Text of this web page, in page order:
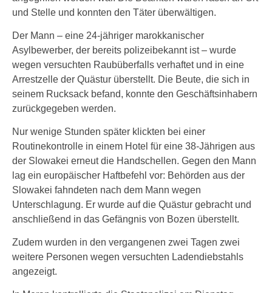
und Stelle und konnten den Täter überwältigen.
Der Mann – eine 24-jähriger marokkanischer
Asylbewerber, der bereits polizeibekannt ist – wurde
wegen versuchten Raubüberfalls verhaftet und in eine
Arrestzelle der Quästur überstellt. Die Beute, die sich in
seinem Rucksack befand, konnte den Geschäftsinhabern
zurückgegeben werden.
Nur wenige Stunden später klickten bei einer
Routinekontrolle in einem Hotel für eine 38-Jährigen aus
der Slowakei erneut die Handschellen. Gegen den Mann
lag ein europäischer Haftbefehl vor: Behörden aus der
Slowakei fahndeten nach dem Mann wegen
Unterschlagung. Er wurde auf die Quästur gebracht und
anschließend in das Gefängnis von Bozen überstellt.
Zudem wurden in den vergangenen zwei Tagen zwei
weitere Personen wegen versuchten Ladendiebstahls
angezeigt.